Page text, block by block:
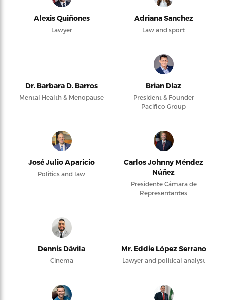
Alexis Quiñones
Lawyer
Adriana Sanchez
Law and sport
Dr. Barbara D. Barros
Mental Health & Menopause
Brian Díaz
President & Founder
Pacifico Group
José Julio Aparicio
Politics and law
Carlos Johnny Méndez
Núñez
Presidente Cámara de
Representantes
Dennis Dávila
Cinema
Mr. Eddie López Serrano
Lawyer and political analyst